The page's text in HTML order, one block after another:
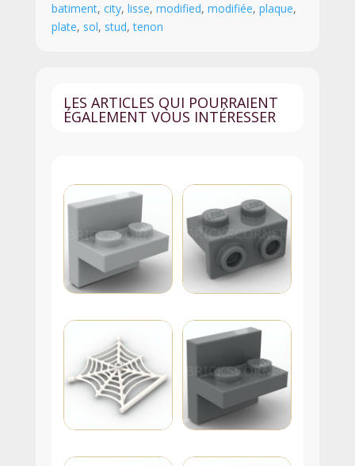
batiment, city, lisse, modified, modifiée, plaque,
plate, sol, stud,tenon
LES ARTICLES QUI POURRAIENT
ÉGALEMENT VOUS INTÉRESSER